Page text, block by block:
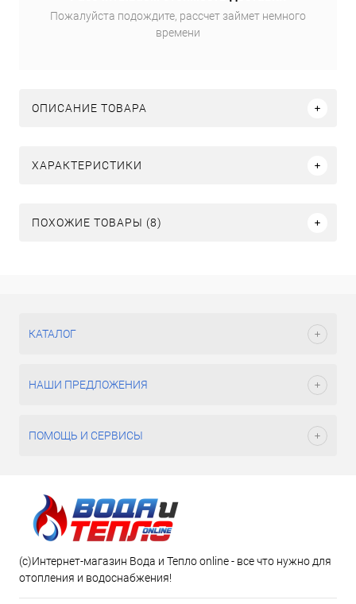
Пожалуйста подождите, рассчет займет немного
времени
ОПИСАНИЕ ТОВАРА
ХАРАКТЕРИСТИКИ
ПОХОЖИЕ ТОВАРЫ (8)
КАТАЛОГ
НАШИ ПРЕДЛОЖЕНИЯ
ПОМОЩЬ И СЕРВИСЫ
(c)Интернет-магазин Вода и Тепло online - все что нужно для
отопления и водоснабжения!